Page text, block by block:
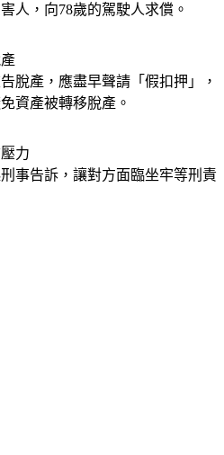
人，向78歲的駕駛人求償。
脫產，應盡早聲請「假扣押」，
資產被轉移脫產。
力
事告訴，讓對方面臨坐牢等刑責